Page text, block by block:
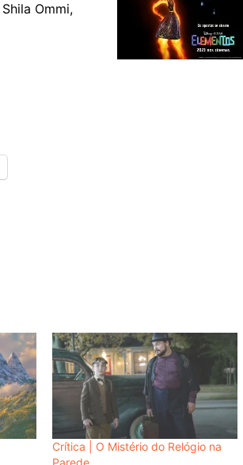
Ommi,
Crítica | O Mistério do Relógio na
Parede